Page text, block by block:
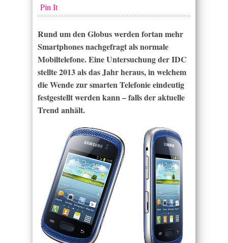
Pin It
Rund um den Globus werden fortan mehr
Smartphones nachgefragt als normale
Mobiltelefone. Eine Untersuchung der IDC
stellte 2013 als das Jahr heraus, in welchem
die Wende zur smarten Telefonie eindeutig
festgestellt werden kann – falls der aktuelle
Trend anhält.